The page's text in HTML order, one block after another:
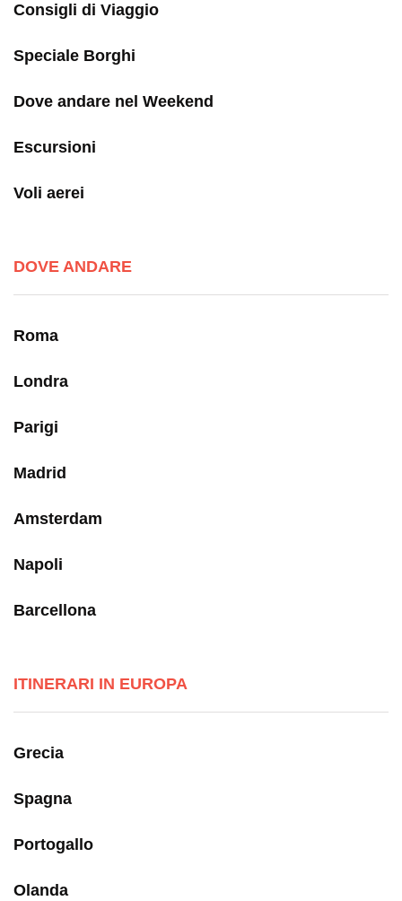
Consigli di Viaggio
Speciale Borghi
Dove andare nel Weekend
Escursioni
Voli aerei
DOVE ANDARE
Roma
Londra
Parigi
Madrid
Amsterdam
Napoli
Barcellona
ITINERARI IN EUROPA
Grecia
Spagna
Portogallo
Olanda